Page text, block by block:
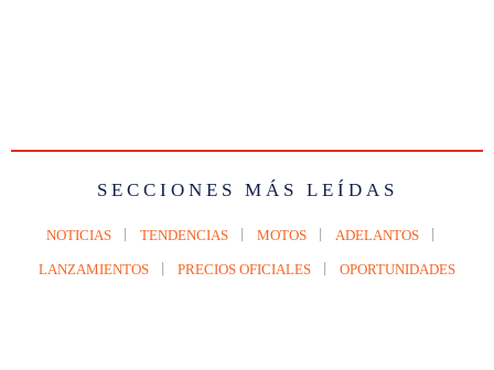
SECCIONES MÁS LEÍDAS
NOTICIAS TENDENCIAS MOTOS ADELANTOS
LANZAMIENTOS PRECIOS OFICIALES OPORTUNIDADES